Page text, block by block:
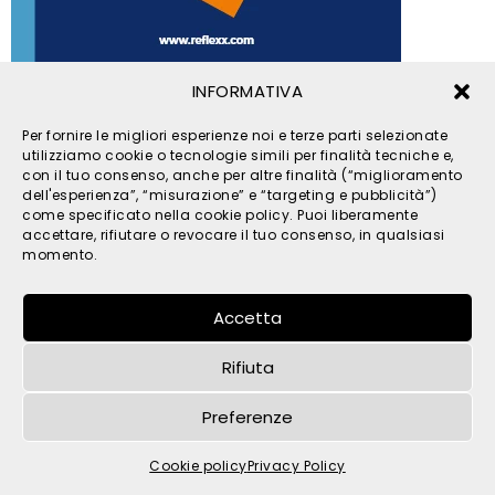
INFORMATIVA
Per fornire le migliori esperienze noi e terze parti selezionate
utilizziamo cookie o tecnologie simili per finalità tecniche e,
con il tuo consenso, anche per altre finalità (“miglioramento
dell'esperienza”, “misurazione” e “targeting e pubblicità”)
come specificato nella cookie policy. Puoi liberamente
accettare, rifiutare o revocare il tuo consenso, in qualsiasi
momento.
Accetta
Rifiuta
Preferenze
Cookie policyPrivacy Policy
IT05121480262 -privacy-cookies - by